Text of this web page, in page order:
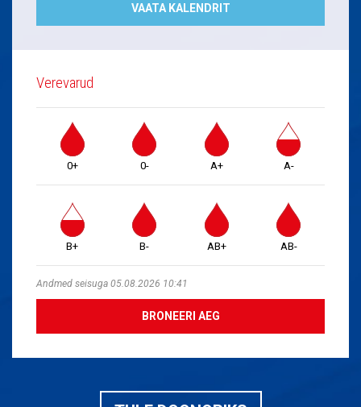
VAATA KALENDRIT
Verevarud
0+ 0- A+ A-
B+ B- AB+ AB-
Andmed seisuga 05.08.2026 10:41
BRONEERI AEG